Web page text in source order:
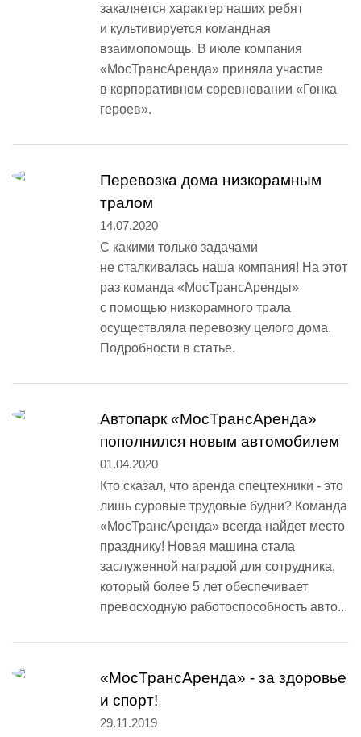
закаляется характер наших ребят
и культивируется командная
взаимопомощь. В июле компания
«МосТрансАренда» приняла участие
в корпоративном соревновании «Гонка
героев».
Перевозка дома низкорамным
тралом
14.07.2020
С какими только задачами
не сталкивалась наша компания! На этот
раз команда «МосТрансАренды»
с помощью низкорамного трала
осуществляла перевозку целого дома.
Подробности в статье.
Автопарк «МосТрансАренда»
пополнился новым автомобилем
01.04.2020
Кто сказал, что аренда спецтехники - это
лишь суровые трудовые будни? Команда
«МосТрансАренда» всегда найдет место
празднику! Новая машина стала
заслуженной наградой для сотрудника,
который более 5 лет обеспечивает
превосходную работоспособность авто...
«МосТрансАренда» - за здоровье
и спорт!
29.11.2019